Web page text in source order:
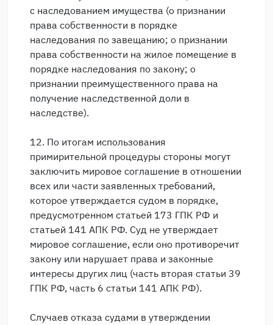
с наследованием имущества (о признании
права собственности в порядке
наследования по завещанию; о признании
права собственности на жилое помещение в
порядке наследования по закону; о
признании преимущественного права на
получение наследственной доли в
наследстве).
12. По итогам использования
примирительной процедуры стороны могут
заключить мировое соглашение в отношении
всех или части заявленных требований,
которое утверждается судом в порядке,
предусмотренном статьей 173 ГПК РФ и
статьей 141 АПК РФ. Суд не утверждает
мировое соглашение, если оно противоречит
закону или нарушает права и законные
интересы других лиц (часть вторая статьи 39
ГПК РФ, часть 6 статьи 141 АПК РФ).
Случаев отказа судами в утверждении